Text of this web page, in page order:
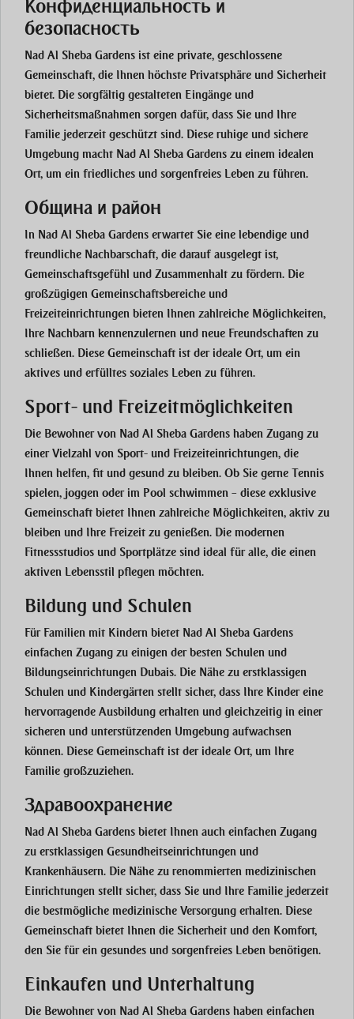
Конфиденциальность и
безопасность
Nad Al Sheba Gardens ist eine private, geschlossene
Gemeinschaft, die Ihnen höchste Privatsphäre und Sicherheit
bietet. Die sorgfältig gestalteten Eingänge und
Sicherheitsmaßnahmen sorgen dafür, dass Sie und Ihre
Familie jederzeit geschützt sind. Diese ruhige und sichere
Umgebung macht Nad Al Sheba Gardens zu einem idealen
Ort, um ein friedliches und sorgenfreies Leben zu führen.
Община и район
In Nad Al Sheba Gardens erwartet Sie eine lebendige und
freundliche Nachbarschaft, die darauf ausgelegt ist,
Gemeinschaftsgefühl und Zusammenhalt zu fördern. Die
großzügigen Gemeinschaftsbereiche und
Freizeiteinrichtungen bieten Ihnen zahlreiche Möglichkeiten,
Ihre Nachbarn kennenzulernen und neue Freundschaften zu
schließen. Diese Gemeinschaft ist der ideale Ort, um ein
aktives und erfülltes soziales Leben zu führen.
Sport- und Freizeitmöglichkeiten
Die Bewohner von Nad Al Sheba Gardens haben Zugang zu
einer Vielzahl von Sport- und Freizeiteinrichtungen, die
Ihnen helfen, fit und gesund zu bleiben. Ob Sie gerne Tennis
spielen, joggen oder im Pool schwimmen – diese exklusive
Gemeinschaft bietet Ihnen zahlreiche Möglichkeiten, aktiv zu
bleiben und Ihre Freizeit zu genießen. Die modernen
Fitnessstudios und Sportplätze sind ideal für alle, die einen
aktiven Lebensstil pflegen möchten.
Bildung und Schulen
Für Familien mit Kindern bietet Nad Al Sheba Gardens
einfachen Zugang zu einigen der besten Schulen und
Bildungseinrichtungen Dubais. Die Nähe zu erstklassigen
Schulen und Kindergärten stellt sicher, dass Ihre Kinder eine
hervorragende Ausbildung erhalten und gleichzeitig in einer
sicheren und unterstützenden Umgebung aufwachsen
können. Diese Gemeinschaft ist der ideale Ort, um Ihre
Familie großzuziehen.
Здравоохранение
Nad Al Sheba Gardens bietet Ihnen auch einfachen Zugang
zu erstklassigen Gesundheitseinrichtungen und
Krankenhäusern. Die Nähe zu renommierten medizinischen
Einrichtungen stellt sicher, dass Sie und Ihre Familie jederzeit
die bestmögliche medizinische Versorgung erhalten. Diese
Gemeinschaft bietet Ihnen die Sicherheit und den Komfort,
den Sie für ein gesundes und sorgenfreies Leben benötigen.
Einkaufen und Unterhaltung
Die Bewohner von Nad Al Sheba Gardens haben einfachen